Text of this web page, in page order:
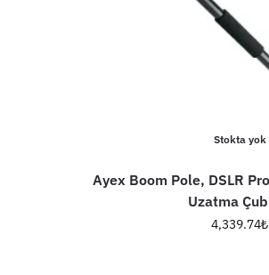
Stokta yok
Ayex Boom Pole, DSLR
Uzatma
4,339.74₺